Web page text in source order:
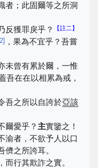
者；此固爾等之所洞
反獲罪戾乎？ 【註二】
2] ，果為不宜乎？吾嘗
未曾有累於爾，一惟
吾在在以相累為戒，
吾之所以自誇於亞該
爾愛乎？主實鑒之！
渝者，不欲予人以口
儕之所誇耳。
而行其欺詐之實。